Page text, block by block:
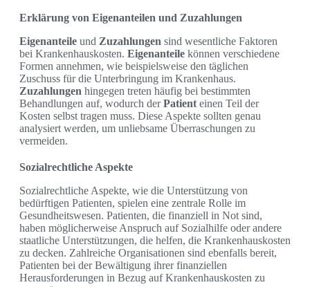
Erklärung von Eigenanteilen und Zuzahlungen
Eigenanteile und Zuzahlungen sind wesentliche Faktoren
bei Krankenhauskosten. Eigenanteile können verschiedene
Formen annehmen, wie beispielsweise den täglichen
Zuschuss für die Unterbringung im Krankenhaus.
Zuzahlungen hingegen treten häufig bei bestimmten
Behandlungen auf, wodurch derPatient einen Teil der
Kosten selbst tragen muss. Diese Aspekte sollten genau
analysiert werden, um unliebsame Überraschungen zu
vermeiden.
Sozialrechtliche Aspekte
Sozialrechtliche Aspekte, wie die Unterstützung von
bedürftigen Patienten, spielen eine zentrale Rolle im
Gesundheitswesen. Patienten, die finanziell in Not sind,
haben möglicherweise Anspruch auf Sozialhilfe oder andere
staatliche Unterstützungen, die helfen, die Krankenhauskosten
zu decken. Zahlreiche Organisationen sind ebenfalls bereit,
Patienten bei der Bewältigung ihrer finanziellen
Herausforderungen in Bezug auf Krankenhauskosten zu